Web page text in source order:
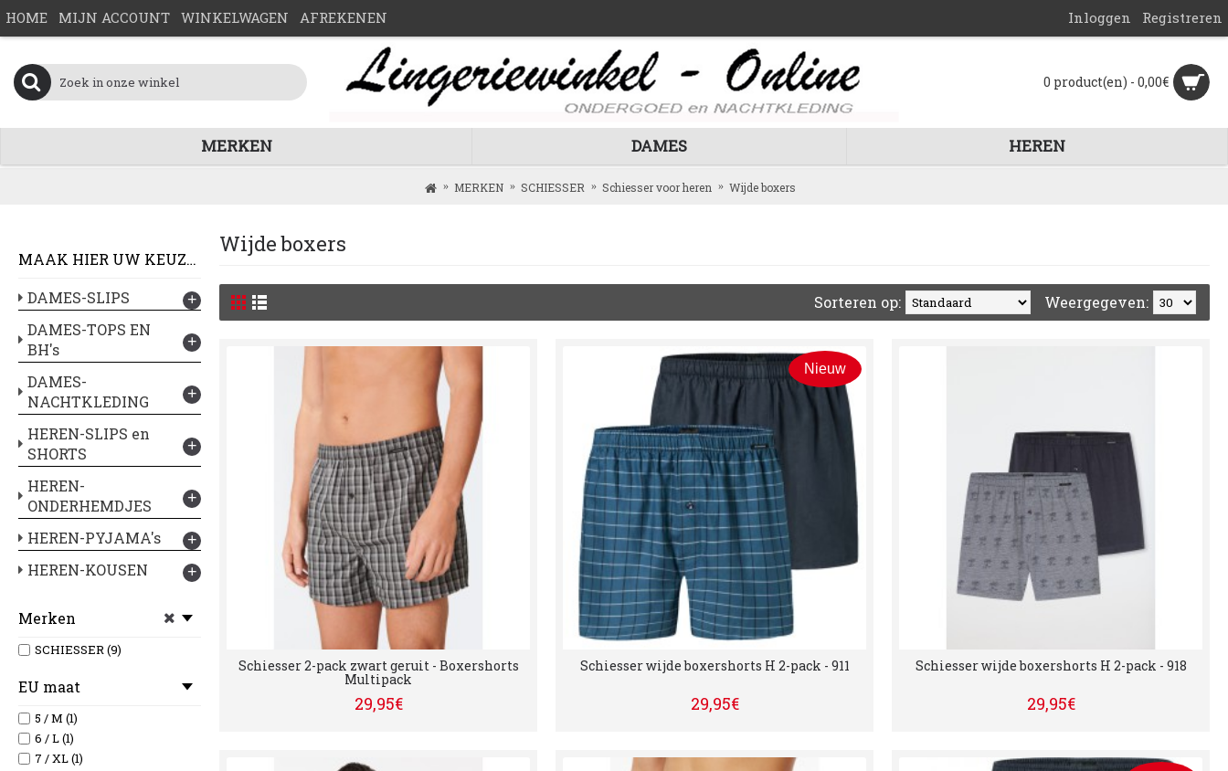
HOME MIJN ACCOUNT WINKELWAGEN AFREKENEN Inloggen Registreren
0 product(en) - 0,00€
MERKEN DAMES HEREN
MERKEN SCHIESSER Schiesser voor heren Wijde boxers
MAAK HIER UW KEUZE :
DAMES-SLIPS
+
DAMES-TOPS EN
BH's
+
DAMES-
NACHTKLEDING
+
HEREN-SLIPS en
SHORTS
+
HEREN-
ONDERHEMDJES
+
HEREN-PYJAMA's +
HEREN-KOUSEN +
Merken
SCHIESSER (9)
EU maat
5 / M (1)
6 / L (1)
7 / XL (1)
Wijde boxers
Weergegeven:
Sorteren op:
Schiesser 2-pack zwart geruit - Boxershorts
Multipack
29,95€
Nieuw
Schiesser wijde boxershorts H 2-pack - 911
29,95€
Schiesser wijde boxershorts H 2-pack - 918
29,95€